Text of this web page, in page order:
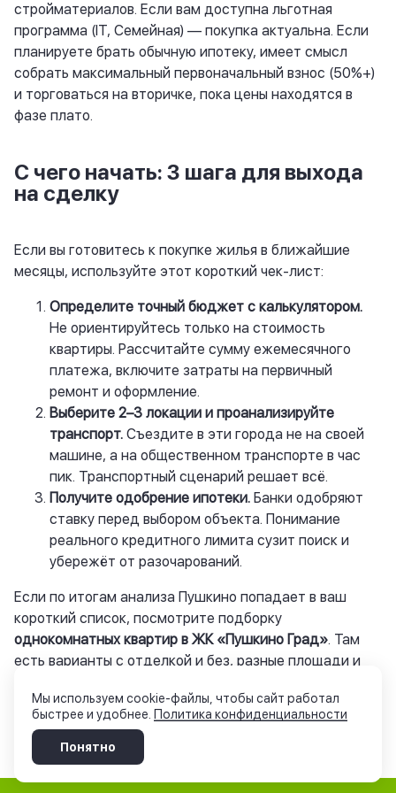
стройматериалов. Если вам доступна льготная
программа (IT, Семейная) — покупка актуальна. Если
планируете брать обычную ипотеку, имеет смысл
собрать максимальный первоначальный взнос (50%+)
и торговаться на вторичке, пока цены находятся в
фазе плато.
С чего начать: 3 шага для выхода
на сделку
Если вы готовитесь к покупке жилья в ближайшие
месяцы, используйте этот короткий чек-лист:
Определите точный бюджет с калькулятором.
Не ориентируйтесь только на стоимость
квартиры. Рассчитайте сумму ежемесячного
платежа, включите затраты на первичный
ремонт и оформление.
Выберите 2–3 локации и проанализируйте
транспорт. Съездите в эти города не на своей
машине, а на общественном транспорте в час
пик. Транспортный сценарий решает всё.
Получите одобрение ипотеки. Банки одобряют
ставку перед выбором объекта. Понимание
реального кредитного лимита сузит поиск и
убережёт от разочарований.
Если по итогам анализа Пушкино попадает в ваш
короткий список, посмотрите подборку
однокомнатных квартир в ЖК «Пушкино Град». Там
есть варианты с отделкой и без, разные площади и
офисной презентации, в формате «приехали, прошли
пешком по двору, дошли до электрички, вернулись».
Это самый честный способ проверить локацию.
Мы используем cookie-файлы, чтобы сайт работал
быстрее и удобнее. Политика конфиденциальности
Понятно